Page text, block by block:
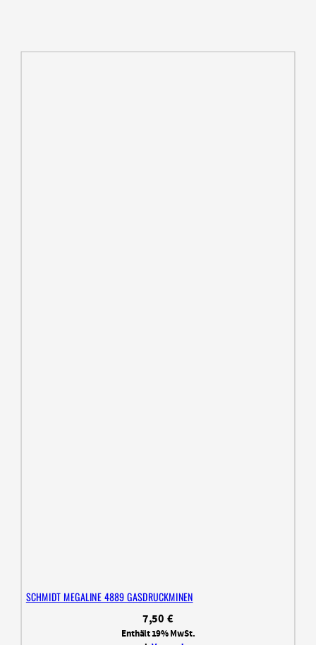
SCHMIDT MEGALINE 4889 GASDRUCKMINEN
7,50€
Enthält 19% MwSt.